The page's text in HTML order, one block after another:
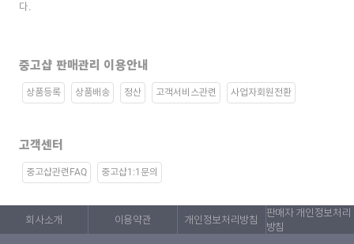
다.
중고샵 판매관리 이용안내
상품등록 상품배송 정산 고객서비스관련 사업자회원전환
고객센터
중고샵관련FAQ 중고샵1:1문의
회사소개 이용약관 개인정보처리방침
판매자 개인정보처리
방침